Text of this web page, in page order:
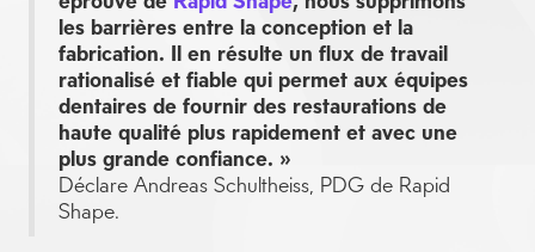
les barrières entre la conception et la
fabrication. Il en résulte un flux de travail
rationalisé et fiable qui permet aux équipes
dentaires de fournir des restaurations de
haute qualité plus rapidement et avec une
plus grande confiance. »
Déclare Andreas Schultheiss, PDG de Rapid
Shape.